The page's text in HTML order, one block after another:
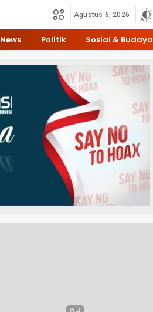
Agustus 6, 2026
News Politik Sosial & Budaya